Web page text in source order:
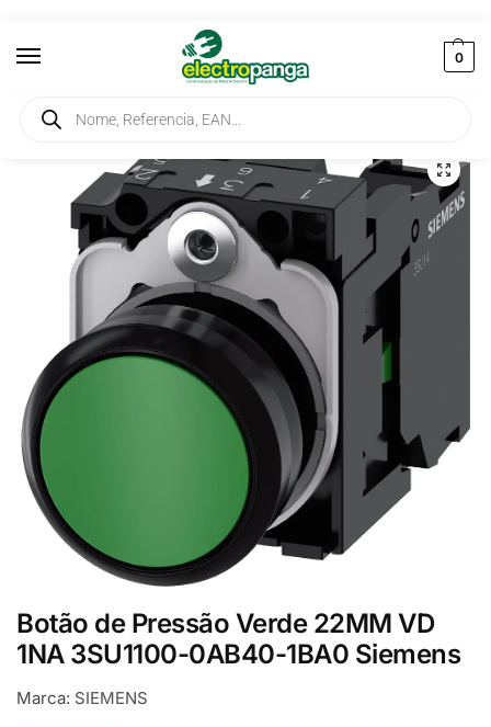
0
Início / Controlo Industrial e Automação
Botão de Pressão Verde 22MM VD
1NA 3SU1100-0AB40-1BA0 Siemens
Marca: SIEMENS